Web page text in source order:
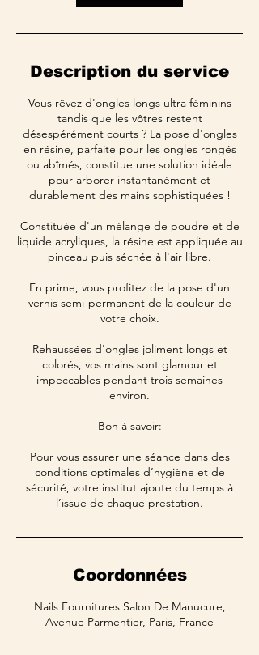
Description du service
Vous rêvez d'ongles longs ultra féminins
tandis que les vôtres restent
désespérément courts ? La pose d'ongles
en résine, parfaite pour les ongles rongés
ou abîmés, constitue une solution idéale
pour arborer instantanément et
durablement des mains sophistiquées !
Constituée d'un mélange de poudre et de
liquide acryliques, la résine est appliquée au
pinceau puis séchée à l'air libre.
En prime, vous profitez de la pose d'un
vernis semi-permanent de la couleur de
votre choix.
Rehaussées d'ongles joliment longs et
colorés, vos mains sont glamour et
impeccables pendant trois semaines
environ.
Bon à savoir:
Pour vous assurer une séance dans des
conditions optimales d’hygiène et de
sécurité, votre institut ajoute du temps à
l’issue de chaque prestation.
Coordonnées
Nails Fournitures Salon De Manucure,
Avenue Parmentier, Paris, France